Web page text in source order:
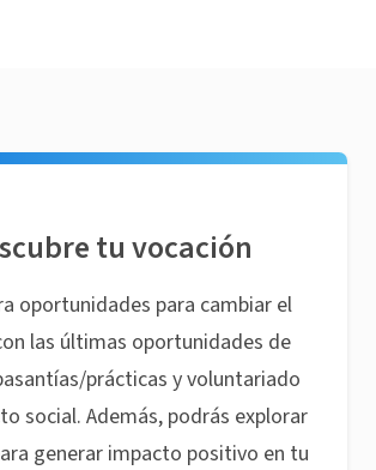
tu vocación
oportunidades para cambiar el
las últimas oportunidades de
prácticas y voluntariado
social. Además, podrás explorar
generar impacto positivo en tu